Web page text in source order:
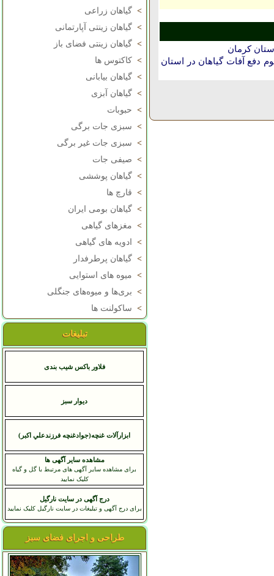
> گیاهان زراعی
> گیاهان زینتی آپارتمانی
> گیاهان زینتی فضای باز
> کاکتوس ها
> گیاهان بیابانی
> گیاهان آبزی
> حبوبات
> سبزی جات برگی
> سبزی جات غیر برگی
> صیفی جات
> گیاهان پوششی
> قارچ ها
> گیاهان بومی ایران
> مغزهای گیاهی
>
ادویه های گیاهی
> گیاهان پرطرفدار
> میوه های استوایی
> بری‌ها و میوه‌های جنگلی
> ساکولنت ها
تبلیغات
فلاور باکس شیب بندی
دیوار سبز
ابزارآلات غنچه(جوادغنچه فرزندعلي اكبر)
مشاهده سایر آگهی ها
برای مشاهده سایر آگهی های مرتبط با گل و گیاه
کلیک نمایید
درج آگهی در سایت نارگیل
برای درج آگهی و تبلیغات در سایت نارگیل کلیک نمایید
طراحی و اجرای فضای سبز
كرمان
آفات گیاهان در استان